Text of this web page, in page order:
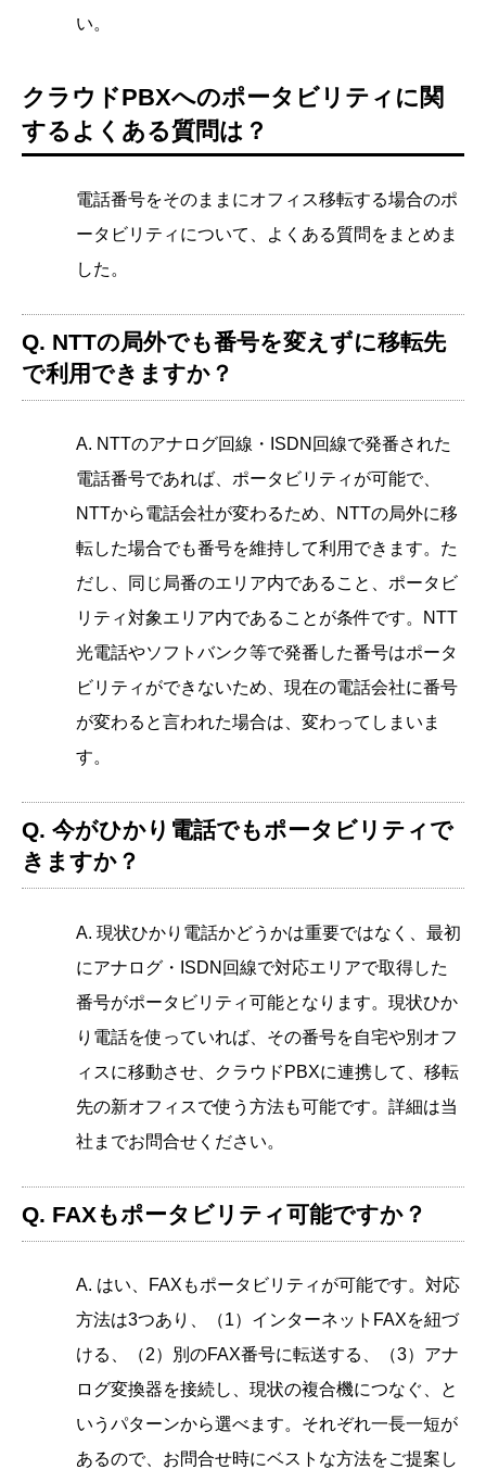
い。
クラウドPBXへのポータビリティに関
するよくある質問は？
電話番号をそのままにオフィス移転する場合のポ
ータビリティについて、よくある質問をまとめま
した。
Q. NTTの局外でも番号を変えずに移転先
で利用できますか？
A. NTTのアナログ回線・ISDN回線で発番された
電話番号であれば、ポータビリティが可能で、
NTTから電話会社が変わるため、NTTの局外に移
転した場合でも番号を維持して利用できます。た
だし、同じ局番のエリア内であること、ポータビ
リティ対象エリア内であることが条件です。NTT
光電話やソフトバンク等で発番した番号はポータ
ビリティができないため、現在の電話会社に番号
が変わると言われた場合は、変わってしまいま
す。
Q. 今がひかり電話でもポータビリティで
きますか？
A. 現状ひかり電話かどうかは重要ではなく、最初
にアナログ・ISDN回線で対応エリアで取得した
番号がポータビリティ可能となります。現状ひか
り電話を使っていれば、その番号を自宅や別オフ
ィスに移動させ、クラウドPBXに連携して、移転
先の新オフィスで使う方法も可能です。詳細は当
社までお問合せください。
Q. FAXもポータビリティ可能ですか？
A. はい、FAXもポータビリティが可能です。対応
方法は3つあり、（1）インターネットFAXを紐づ
ける、（2）別のFAX番号に転送する、（3）アナ
ログ変換器を接続し、現状の複合機につなぐ、と
いうパターンから選べます。それぞれ一長一短が
あるので、お問合せ時にベストな方法をご提案し